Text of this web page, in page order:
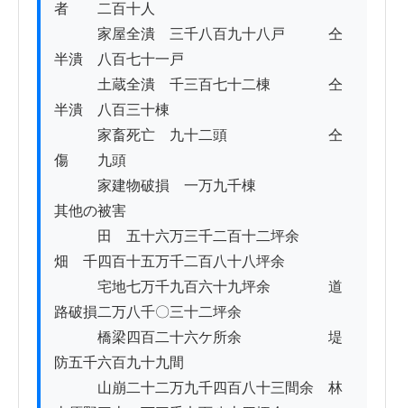
者　　二百十人
家屋全潰　三千八百九十八戸　　　仝
半潰　八百七十一戸
土蔵全潰　千三百七十二棟　　　　仝
半潰　八百三十棟
家畜死亡　九十二頭　　　　　　　仝
傷　　九頭
家建物破損　一万九千棟
其他の被害
田　五十六万三千二百十二坪余
畑　千四百十五万千二百八十八坪余
宅地七万千九百六十九坪余　　　　道
路破損二万八千〇三十二坪余
橋梁四百二十六ケ所余　　　　　　堤
防五千六百九十九間
山崩二十二万九千四百八十三間余　林